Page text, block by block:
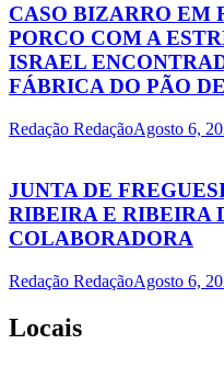
CASO BIZARRO EM
PORCO COM A
ISRAEL
FÁBRICA DO PÃO
Redação RedaçãoAgosto 6,
JUNTA DE
RIBEIRA E RIBEIRA
COLABORADORA
Redação RedaçãoAgosto 6,
Locais